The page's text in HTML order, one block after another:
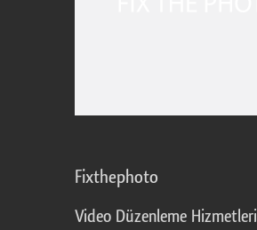
Fixthephoto
Video Düzenleme Hizmetleri